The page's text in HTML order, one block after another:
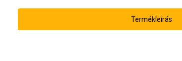
Termékleírás